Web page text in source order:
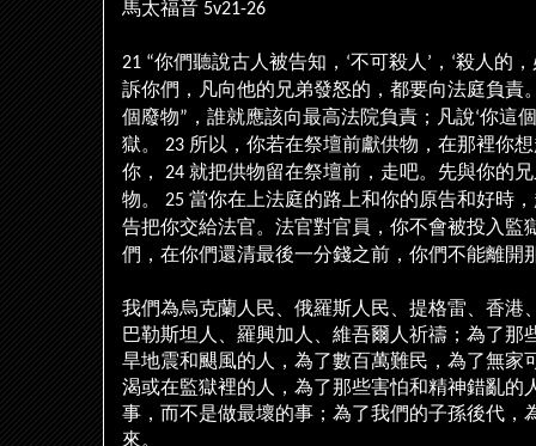
馬太福音 5v21-26
21 “你們聽說古人被告知， ‘不可殺人 ’ ， ‘殺人的
訴你們，凡向他的兄弟發怒的，都要向法庭負責
個廢物” ，誰就應該向最高法院負責；凡說‘你這
獄。
23 所以，你若在祭壇前獻供物，在那裡你
你，
24 就把供物留在祭壇前，走吧。先與你的
物。
25 當你在上法庭的路上和你的原告和好時
告把你交給法官。法官對官員，你不會被投入監
們，在你們還清最後一分錢之前，你們不能離開
我們為烏克蘭人民、俄羅斯人民、提格雷、香港
巴勒斯坦人、羅興加人、維吾爾人祈禱；為了那
旱地震和颶風的人，為了數百萬難民，為了無家
渴或在監獄裡的人，為了那些害怕和精神錯亂的
事，而不是做最壞的事；為了我們的子孫後代，
來。